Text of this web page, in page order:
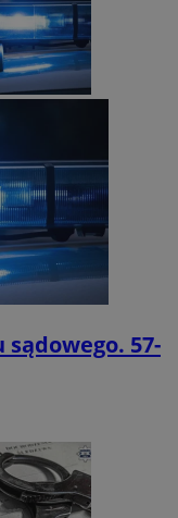
sądowego. 57-